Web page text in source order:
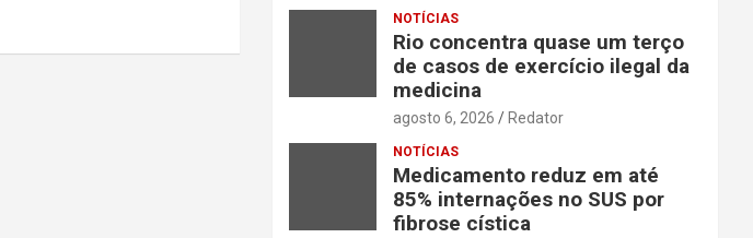
NOTÍCIAS
Rio concentra quase um terço
de casos de exercício ilegal da
medicina
agosto 6, 2026 Redator
NOTÍCIAS
Medicamento reduz em até
85% internações no SUS por
fibrose cística